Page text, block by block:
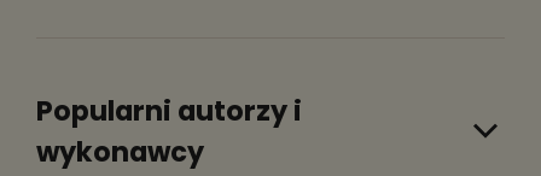
Popularni autorzy i
wykonawcy